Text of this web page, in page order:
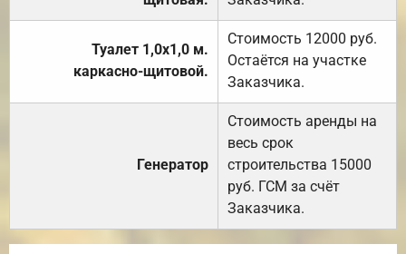
Туалет 1,0х1,0 м.
каркасно-щитовой.
Стоимость 12000 руб.
Остаётся на участке
Заказчика.
Генератор
Стоимость аренды на
весь срок
строительства 15000
руб. ГСМ за счёт
Заказчика.